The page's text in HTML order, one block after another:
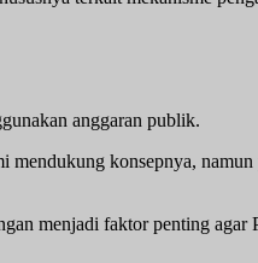
anggaran publik.
konsepnya,
menjadi faktor penting